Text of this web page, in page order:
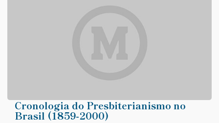
Cronologia do Presbiterianismo no
Brasil (1859-2000)